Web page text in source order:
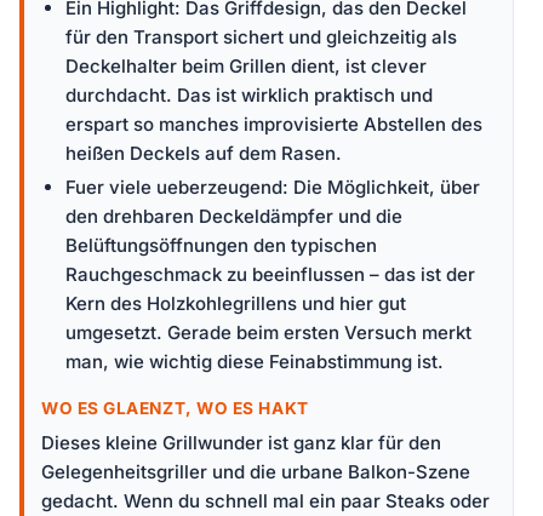
Ein Highlight: Das Griffdesign, das den Deckel
für den Transport sichert und gleichzeitig als
Deckelhalter beim Grillen dient, ist clever
durchdacht. Das ist wirklich praktisch und
erspart so manches improvisierte Abstellen des
heißen Deckels auf dem Rasen.
Fuer viele ueberzeugend: Die Möglichkeit, über
den drehbaren Deckeldämpfer und die
Belüftungsöffnungen den typischen
Rauchgeschmack zu beeinflussen – das ist der
Kern des Holzkohlegrillens und hier gut
umgesetzt. Gerade beim ersten Versuch merkt
man, wie wichtig diese Feinabstimmung ist.
WO ES GLAENZT, WO ES HAKT
Dieses kleine Grillwunder ist ganz klar für den
Gelegenheitsgriller und die urbane Balkon-Szene
gedacht. Wenn du schnell mal ein paar Steaks oder